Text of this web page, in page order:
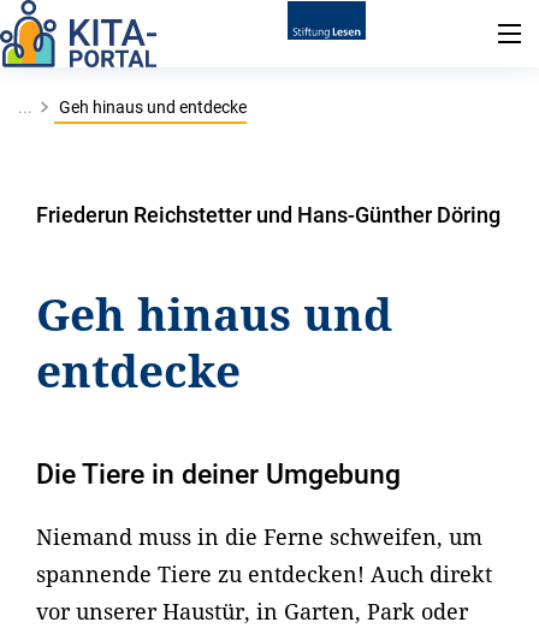
... Geh hinaus und entdecke
Friederun Reichstetter und Hans-Günther Döring
Geh hinaus und
entdecke
Die Tiere in deiner Umgebung
Niemand muss in die Ferne schweifen, um
spannende Tiere zu entdecken! Auch direkt
vor unserer Haustür, in Garten, Park oder